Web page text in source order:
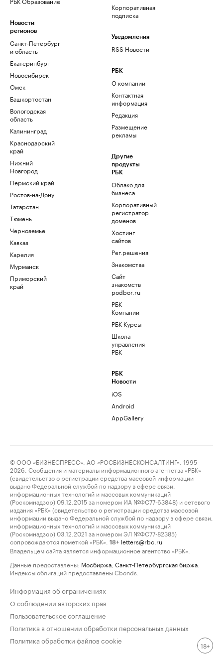
Новости
регионов
Санкт-Петербург
и область
Екатеринбург
Новосибирск
Омск
Башкортостан
Вологодская
область
Калининград
Краснодарский
край
Нижний
Новгород
Пермский край
Ростов-на-Дону
Татарстан
Тюмень
Черноземье
Кавказ
Карелия
Мурманск
Приморский
край
Корпоративная
подписка
Уведомления
RSS Новости
РБК
О компании
Контактная
информация
Редакция
Размещение
рекламы
Другие
продукты
РБК
Облако для
бизнеса
Корпоративный
регистратор
доменов
Хостинг
сайтов
Рег.решения
Знакомства
Сайт
знакомств
podbor.ru
РБК
Компании
РБК Курсы
Школа
управления
РБК
РБК
Новости
iOS
Android
AppGallery
© ООО «БИЗНЕСПРЕСС», АО «РОСБИЗНЕСКОНСАЛТИНГ», 1995–
2026. Сообщения и материалы информационного агентства «РБК»
(свидетельство о регистрации средства массовой информации
выдано Федеральной службой по надзору в сфере связи,
информационных технологий и массовых коммуникаций
(Роскомнадзор) 09.12.2015 за номером ИА №ФС77-63848) и сетевого
издания «РБК» (свидетельство о регистрации средства массовой
информации выдано Федеральной службой по надзору в сфере связи,
информационных технологий и массовых коммуникаций
(Роскомнадзор) 03.12.2021 за номером ЭЛ №ФС77-82385)
сопровождаются пометкой «РБК».
18+ letters@rbc.ru
Владельцем сайта является информационное агентство «РБК».
Данные предоставлены: Мосбиржа Санкт-Петербургская биржа
Индексы облигаций предоставлены Cbonds.
Информация об ограничениях
О соблюдении авторских прав
Пользовательское соглашение
Политика в отношении обработки персональных данных
Политика обработки файлов cookie
18+